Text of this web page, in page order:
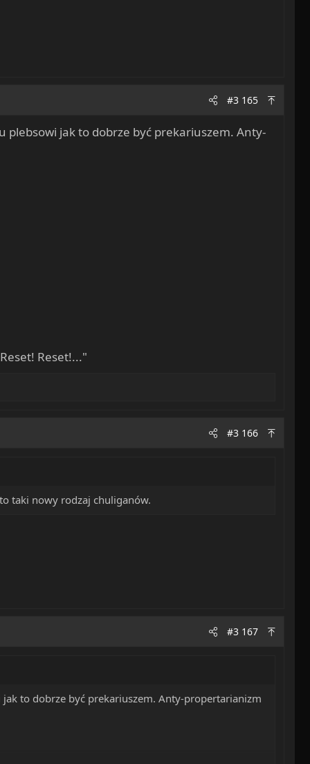
#3 165
jak to dobrze być prekariuszem. Anty-
Reset!..."
#3 166
taki nowy rodzaj chuliganów.
#3 167
to dobrze być prekariuszem. Anty-propertarianizm